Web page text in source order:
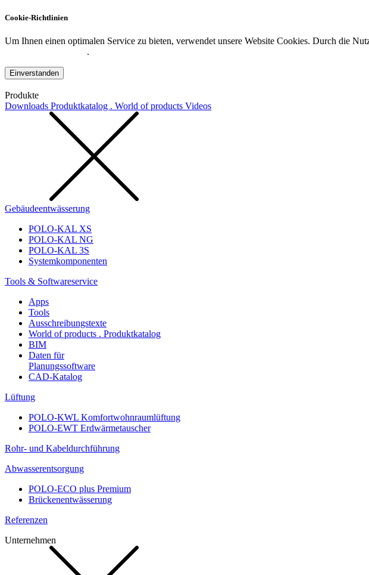
Cookie-Richtlinien
Um Ihnen einen optimalen Service zu bieten, verwendet unsere Website Cookies. Durch die
.
Einverstanden
Produkte
Downloads Produktkatalog . World of products Videos
Gebäudeentwässerung
POLO-KAL XS
POLO-KAL NG
POLO-KAL 3S
Systemkomponenten
Tools & Softwareservice
Apps
Tools
Ausschreibungstexte
World of products . Produktkatalog
BIM
Daten für
Planungssoftware
CAD-Katalog
Lüftung
POLO-KWL Komfortwohnraumlüftung
POLO-EWT Erdwärmetauscher
Rohr- und Kabeldurchführung
Abwasserentsorgung
POLO-ECO plus Premium
Brückenentwässerung
Referenzen
Unternehmen